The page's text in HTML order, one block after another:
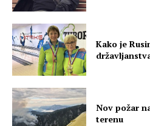
Kako je
Nov požar
terenu